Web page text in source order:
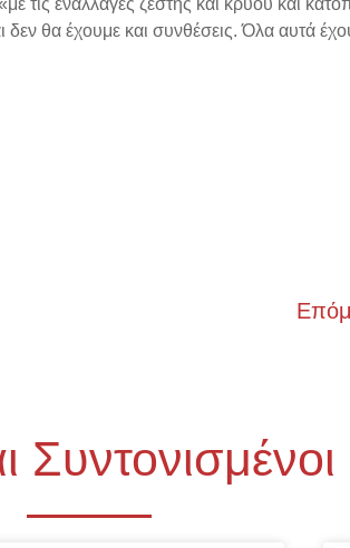
εναλλαγές ζέστης και κρύου και
δεν θα έχουμε και συνθέσεις. Όλα αυτά
Συντονισμένοι